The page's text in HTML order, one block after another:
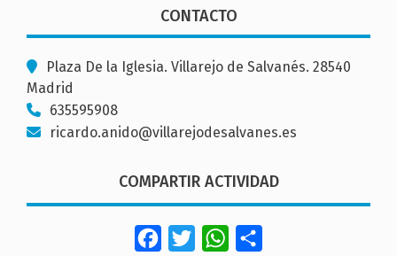
CONTACTO
Plaza De la Iglesia. Villarejo de Salvanés. 28540
Madrid
635595908
ricardo.anido@villarejodesalvanes.es
COMPARTIR ACTIVIDAD
FacebookTwitterWhatsApp